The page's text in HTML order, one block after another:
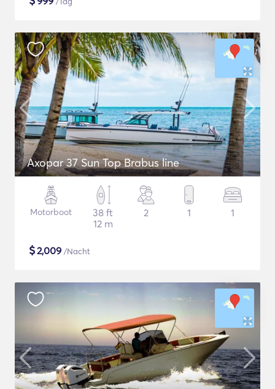
Axopar 37 Sun Top Brabus line
Motorboot
38 ft
12 m
2 1 1
$2,009 /Nacht